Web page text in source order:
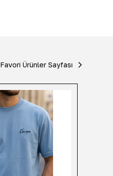
Favori Ürünler Sayfası